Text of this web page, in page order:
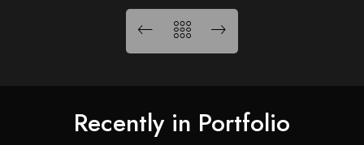
Recently in Portfolio